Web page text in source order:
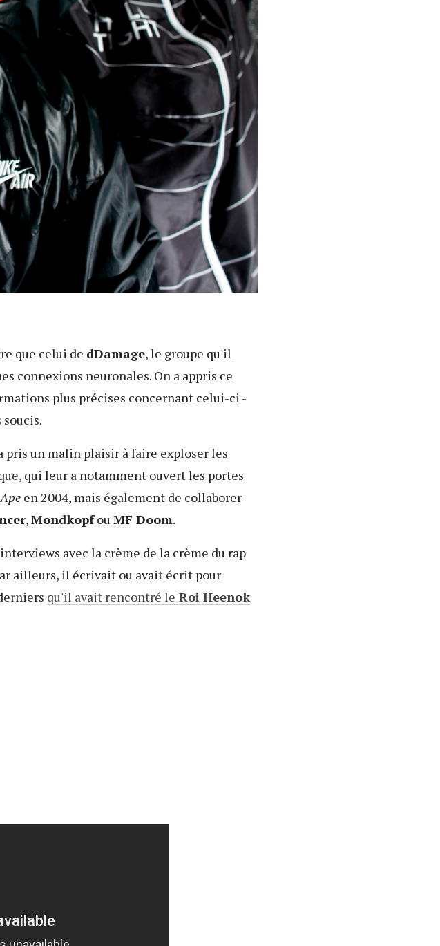
que celui de dDamage, le groupe qu'il
connexions neuronales. On a appris ce
plus précises concernant celui-ci -
pris un malin plaisir à faire exploser les
qui leur a notamment ouvert les portes
en 2004, mais également de collaborer
,Mondkopfou MF Doom.
avec la crème de la crème du rap
ailleurs, il écrivait ou avait écrit pour
qu'il avait rencontré le Roi Heenok